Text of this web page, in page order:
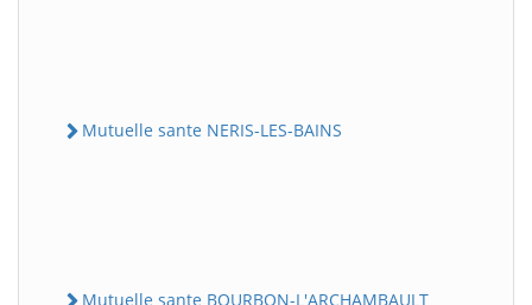
Mutuelle sante NERIS-LES-BAINS
Mutuelle sante BOURBON-L'ARCHAMBAULT